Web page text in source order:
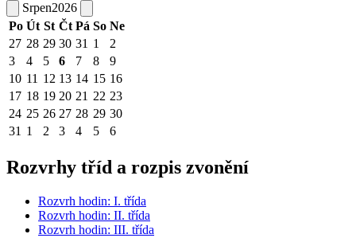
Srpen2026
Po Út St Čt Pá So Ne
27 28 29 30 31 1
2
3
4 5 6 7 8
9
10 11 12 13 14 15 16
17 18 19 20 21 22 23
24 25 26 27 28 29 30
31 1 2 3 4 5 6
Rozvrhy tříd a rozpis zvonění
Rozvrh hodin: I. třída
Rozvrh hodin: II. třída
Rozvrh hodin: III. třída